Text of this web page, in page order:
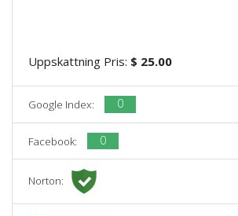
Uppskattning Pris: $ 25.00
Google Index: 0
Facebook: 0
Norton: